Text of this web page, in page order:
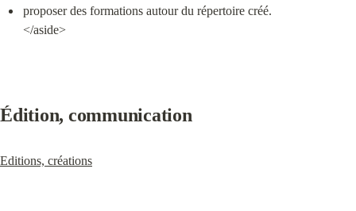
proposer des formations autour du répertoire créé.
</aside>
Édition, communication
Editions, créations